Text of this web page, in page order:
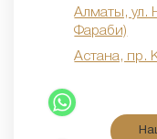
Алматы, ул.
Фараби)
Астана, пр.